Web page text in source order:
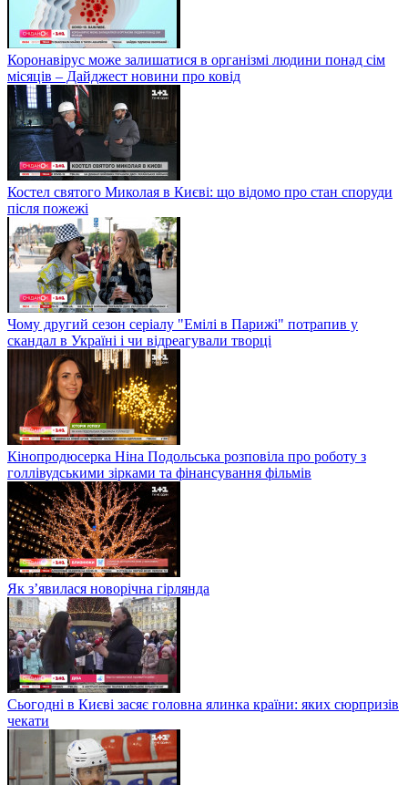
Коронавірус може залишатися в організмі людини понад сім
місяців – Дайджест новини про ковід
Костел святого Миколая в Києві: що відомо про стан споруди
після пожежі
Чому другий сезон серіалу "Емілі в Парижі" потрапив у
скандал в Україні і чи відреагували творці
Кінопродюсерка Ніна Подольська розповіла про роботу з
голлівудськими зірками та фінансування фільмів
Як з’явилася новорічна гірлянда
Сьогодні в Києві засяє головна ялинка країни: яких сюрпризів
чекати